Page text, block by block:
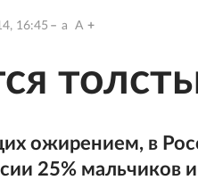
16:45 a A
ожирением, в
25% мальчиков